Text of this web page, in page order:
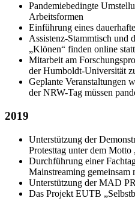
Pandemiebedingte
Arbeitsformen
Einführung eines
Assistenz-Stammtisch und
„Klönen“ finden online statt
Mitarbeit am
der Humboldt-Universität
Geplante Veranstaltungen
der NRW-Tag müssen
2019
Unterstützung der
Protesttag unter dem Motto
Durchführung einer
Mainstreaming
Unterstützung der MAD
Das Projekt EUTB